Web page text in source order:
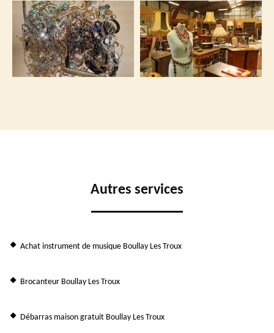
Autres services
Achat instrument de musique Boullay Les Troux
Brocanteur Boullay Les Troux
Débarras maison gratuit Boullay Les Troux